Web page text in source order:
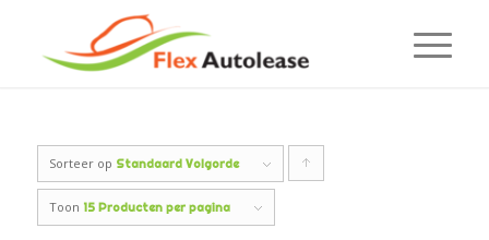
Sorteer op Standaard Volgorde
Toon 15 Producten per pagina